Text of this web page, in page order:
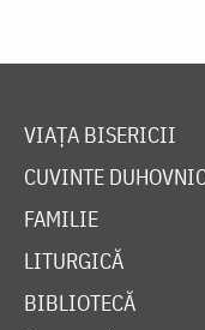
VIAȚA BISERICII
CUVINTE
FAMILIE
LITURGICĂ
BIBLIOTECĂ